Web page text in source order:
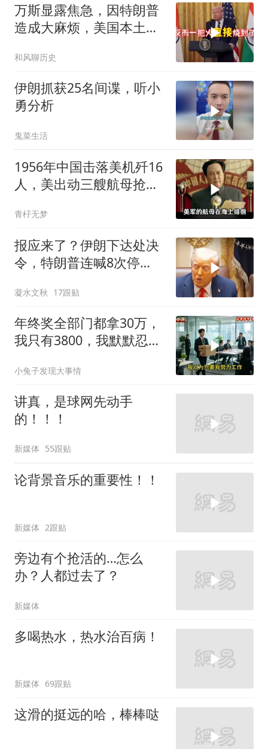
万斯显露焦急，因特朗普
造成大麻烦，美国本土有
和风聊历史
伊朗抓获25名间谍，听小
勇分析
鬼菜生活
1956年中国击落美机歼16
人，美出动三艘航母抢尸
青杍无梦
报应来了？伊朗下达处决
令，特朗普连喊8次停
凝水文秋 17跟贴
年终奖全部门都拿30万，
我只有3800，我默默忍
职
小兔子发现大事情
讲真，是球网先动手
的！！！
新媒体 55跟贴
论背景音乐的重要性！！
新媒体 2跟贴
旁边有个抢活的…怎么
办？人都过去了？
新媒体
多喝热水，热水治百病！
新媒体 69跟贴
这滑的挺远的哈，棒棒哒